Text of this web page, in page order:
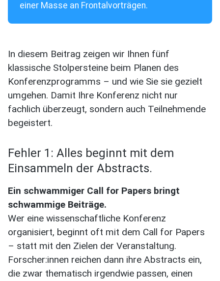
einer Masse an Frontalvorträgen.
In diesem Beitrag zeigen wir Ihnen fünf
klassische Stolpersteine beim Planen des
Konferenzprogramms – und wie Sie sie gezielt
umgehen. Damit Ihre Konferenz nicht nur
fachlich überzeugt, sondern auch Teilnehmende
begeistert.
Fehler 1: Alles beginnt mit dem
Einsammeln der Abstracts.
Ein schwammiger Call for Papers bringt
schwammige Beiträge.
Wer eine wissenschaftliche Konferenz
organisiert, beginnt oft mit dem Call for Papers
– statt mit den Zielen der Veranstaltung.
Forscher:innen reichen dann ihre Abstracts ein,
die zwar thematisch irgendwie passen, einen